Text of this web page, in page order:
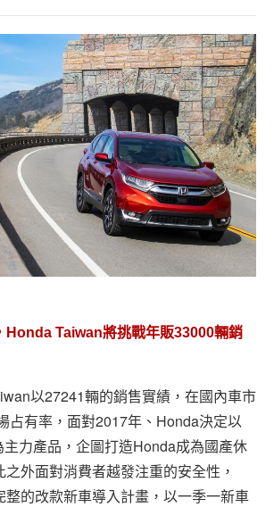
Honda Taiwan將挑戰年販33000輛銷
以27241輛的銷售實績，在國內車市
占有率，面對2017年、Honda決定以
力產品，企圖打造Honda成為國產休
外面對消費者越發注重的安全性，
整的改款新車導入計畫，以一季一新車